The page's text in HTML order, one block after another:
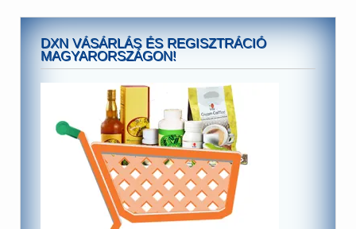
DXN VÁSÁRLÁS ÉS REGISZTRÁCIÓ
MAGYARORSZÁGON!